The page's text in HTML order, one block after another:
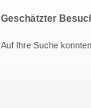
Geschätzter
Auf Ihre Suche